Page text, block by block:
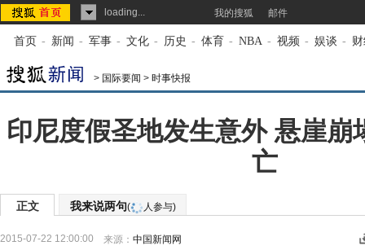
loading... 我的搜狐 邮件
首页 - 新闻 - 军事 - 文化 - 历史 - 体育 - NBA - 视频 - 娱谈 -
> 国际要闻 > 时事快报
印尼度假圣地发生意外 悬崖崩
亡
正文 我来说两句( 人参与)
2015-07-22 12:00:00 来源： 中国新闻网